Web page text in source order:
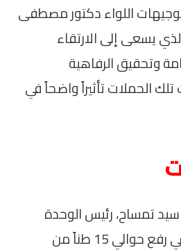
اللواء دكتور مصطفى
يسعى إلى الارتقاء
وتحقيق الرفاهية
الحملات تأثيراً واضحاً في
تمساح، رئيس الوحدة
المحلية، نجاح الحملة في رفع حوالي 15 طناً من